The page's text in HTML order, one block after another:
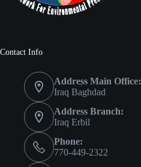
Contact Info
Address Main Office:
Iraq Baghdad
Address Branch:
Iraq Erbil
Phone:
770-449-2322